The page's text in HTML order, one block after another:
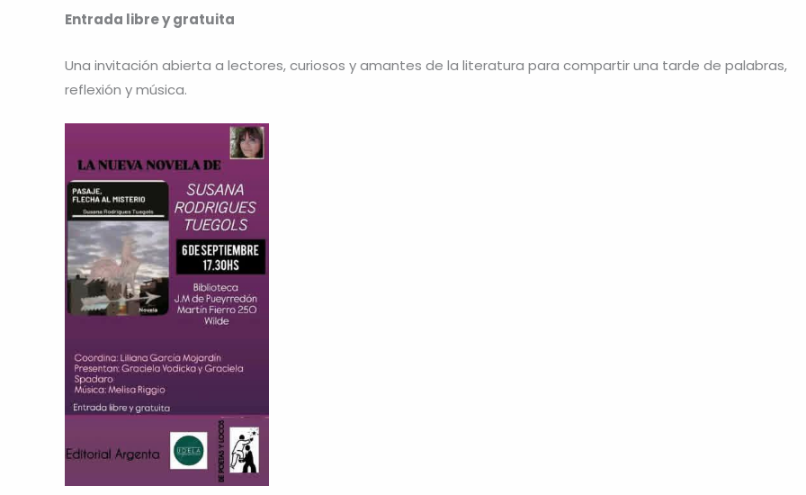
Entrada libre y gratuita
Una invitación abierta a lectores, curiosos y amantes de la literatura para compartir una tarde de palabras,
reflexión y música.